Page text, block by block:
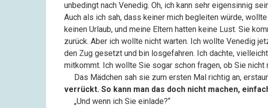
unbedingt nach Venedig. Oh, ich kann sehr eigensinnig
Auch als ich sah, dass keiner mich begleiten würde,
keinen Urlaub, und meine Eltern hatten keine Lust. Sie
zurück. Aber ich wollte nicht warten. Ich wollte Venedig
den Zug gesetzt und bin losgefahren. Ich dachte,
mitkommt. Ich wollte Sie sogar schon fragen, ob Sie nicht
Das Mädchen sah sie zum ersten Mal richtig an,
verrückt. So kann man das doch nicht machen,
„Und wenn ich Sie einlade?“